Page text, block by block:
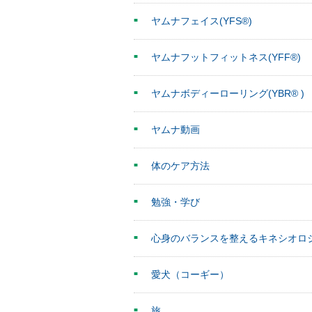
ヤムナフェイス(YFS®)
ヤムナフットフィットネス(YFF®)
ヤムナボディーローリング(YBR® )
ヤムナ動画
体のケア方法
勉強・学び
心身のバランスを整えるキネシオロ
愛犬（コーギー）